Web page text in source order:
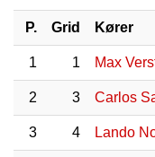
P. Grid Kører
1 1 Max
2 3 Carlos
3 4 Lando